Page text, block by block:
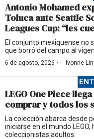
Antonio Mohamed
Toluca ante Seattle
Leagues Cup: “les
El conjunto mexiquense no
que borró del campo al
6 de agosto, 2026 · Ivonne
LEGO One Piece
comprar y todos los
La colección abarca desde
iniciarse en el mundo
coleccionistas adultos.